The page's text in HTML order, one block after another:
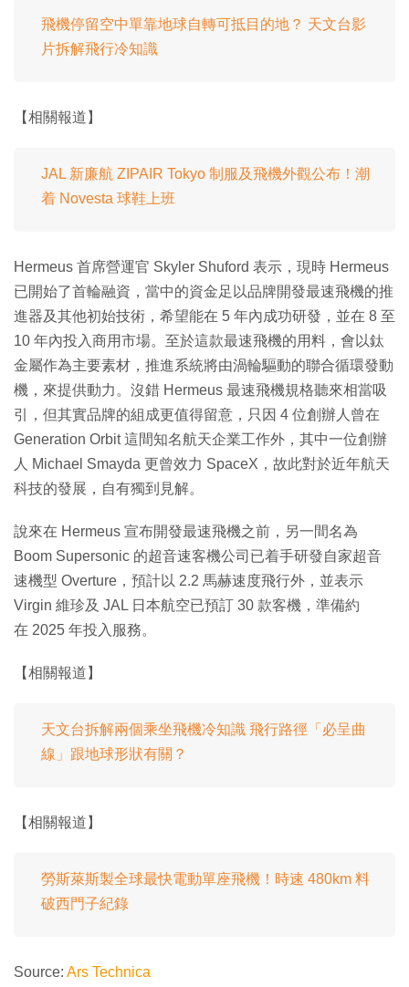
飛機停留空中單靠地球自轉可抵目的地？ 天文台影
片拆解飛行冷知識
【相關報道】
JAL 新廉航 ZIPAIR Tokyo 制服及飛機外觀公布！潮
着 Novesta 球鞋上班
Hermeus 首席營運官 Skyler Shuford 表示，現時 Hermeus
已開始了首輪融資，當中的資金足以品牌開發最速飛機的推
進器及其他初始技術，希望能在 5 年內成功研發，並在 8 至
10 年內投入商用市場。至於這款最速飛機的用料，會以鈦
金屬作為主要素材，推進系統將由渦輪驅動的聯合循環發動
機，來提供動力。沒錯 Hermeus 最速飛機規格聽來相當吸
引，但其實品牌的組成更值得留意，只因 4 位創辦人曾在
Generation Orbit 這間知名航天企業工作外，其中一位創辦
人 Michael Smayda 更曾效力 SpaceX，故此對於近年航天
科技的發展，自有獨到見解。
說來在 Hermeus 宣布開發最速飛機之前，另一間名為
Boom Supersonic 的超音速客機公司已着手研發自家超音
速機型 Overture，預計以 2.2 馬赫速度飛行外，並表示
Virgin 維珍及 JAL 日本航空已預訂 30 款客機，準備約
在 2025 年投入服務。
【相關報道】
天文台拆解兩個乘坐飛機冷知識 飛行路徑「必呈曲
線」跟地球形狀有關？
【相關報道】
勞斯萊斯製全球最快電動單座飛機！時速 480km 料
破西門子紀錄
Source: Ars Technica